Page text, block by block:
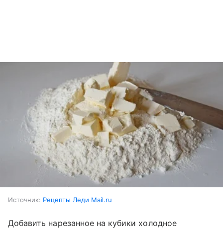
Источник: Рецепты Леди Mail.ru
Добавить нарезанное на кубики холодное